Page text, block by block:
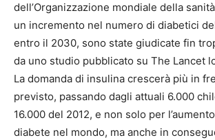
dell’Organizzazione mondiale della
un incremento nel numero di diabetici
entro il 2030, sono state giudicate fin
da uno studio pubblicato su The Lancet
La domanda di insulina crescerà più in
previsto, passando dagli attuali 6.000
16.000 del 2012, e non solo per
diabete nel mondo, ma anche in